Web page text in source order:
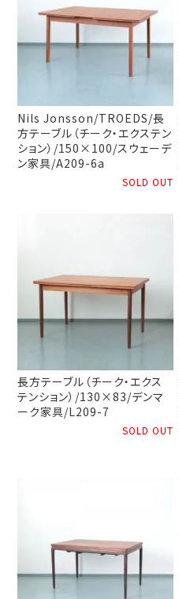
Nils Jonsson/TROEDS/長
方テーブル（チーク・エクステン
ション）/150×100/スウェーデ
ン家具/A209-6a
SOLD OUT
長方テーブル（チーク・エクス
テンション）/130×83/デンマ
ーク家具/L209-7
SOLD OUT